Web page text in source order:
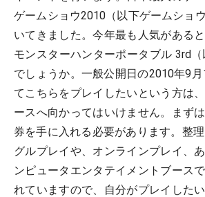
ゲームショウ2010（以下ゲームショ
いてきました。今年最も人気がある
モンスターハンターポータブル 3rd（
でしょうか。一般公開日の2010年9
てこちらをプレイしたいという方は、
ースへ向かってはいけません。
まず
券を手に入れる必要があります。整
グルプレイや、オンラインプレイ、
ンピュータエンタテイメントブース
れていますので、自分がプレイした